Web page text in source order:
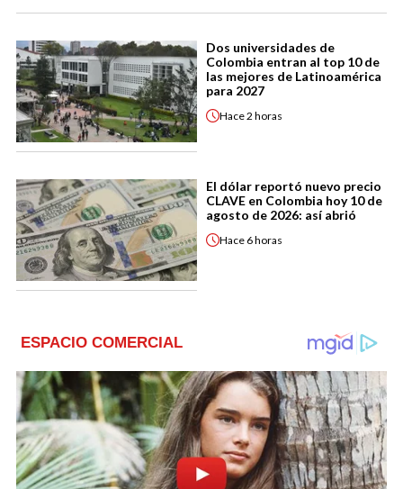
Dos universidades de
Colombia entran al top 10 de
las mejores de Latinoamérica
para 2027
Hace2 horas
El dólar reportó nuevo precio
CLAVE en Colombia hoy 10 de
agosto de 2026: así abrió
Hace 6 horas